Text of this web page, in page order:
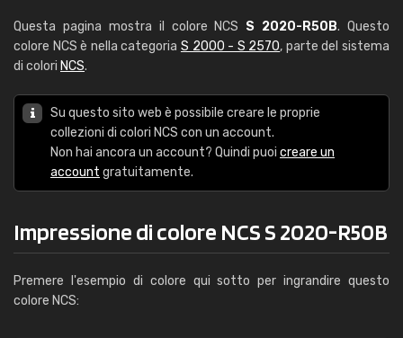
Questa pagina mostra il colore NCS S 2020-R50B. Questo
colore NCS è nella categoria S 2000 - S 2570, parte del sistema
di colori NCS.
Su questo sito web è possibile creare le proprie
collezioni di colori NCS con un account.
Non hai ancora un account? Quindi puoi creare un
account gratuitamente.
Impressione di colore NCS S 2020-R50B
Premere l'esempio di colore qui sotto per ingrandire questo
colore NCS: